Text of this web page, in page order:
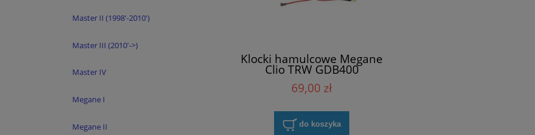
Master II (1998'-2010')
Master III (2010'->)
Master IV
Megane I
Megane II
Klocki hamulcowe Megane
Clio TRW GDB400
69,00 zł
do koszyka